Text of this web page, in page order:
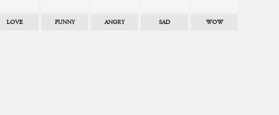
LOVE FUNNY ANGRY SAD WOW